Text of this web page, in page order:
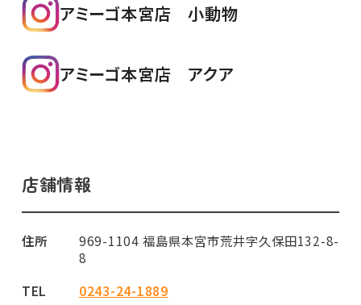
アミーゴ本宮店 小動物
アミーゴ本宮店 アクア
店舗情報
住所
969-1104 福島県本宮市荒井字久保田132-8-
8
TEL
0243-24-1889